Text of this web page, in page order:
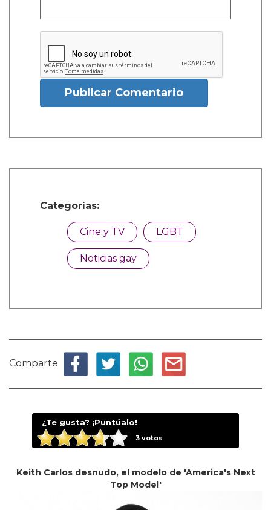
Publicar Comentario
Categorías:
Cine y TV LGBT
Noticias gay
Comparte
¿Te gusta? ¡Puntúalo!
3votos
Keith Carlos desnudo, el modelo de 'America's Next
Top Model'